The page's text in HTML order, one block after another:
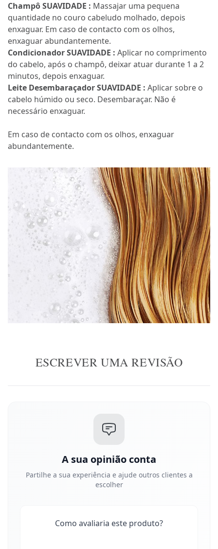
Champô SUAVIDADE : Massajar uma pequena
quantidade no couro cabeludo molhado, depois
enxaguar. Em caso de contacto com os olhos,
enxaguar abundantemente.
Condicionador SUAVIDADE : Aplicar no comprimento
do cabelo, após o champô, deixar atuar durante 1 a 2
minutos, depois enxaguar.
Leite Desembaraçador SUAVIDADE : Aplicar sobre o
cabelo húmido ou seco. Desembaraçar. Não é
necessário enxaguar.
Em caso de contacto com os olhos, enxaguar
abundantemente.
ESCREVER UMA REVISÃO
A sua opinião conta
Partilhe a sua experiência e ajude outros clientes a
escolher
Como avaliaria este produto?